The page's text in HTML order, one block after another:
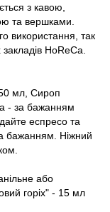
з кавою,
та вершками.
використання, так
HoReCa.
мл, Сироп
- за бажанням
еспресо та
бажанням. Ніжний
або
горіх" - 15 мл